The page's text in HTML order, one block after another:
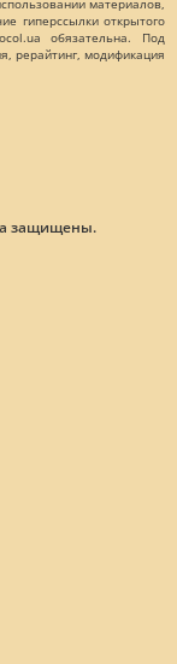
материалов,
гиперссылки открытого
обязательна. Под
рерайтинг, модификация
защищены.